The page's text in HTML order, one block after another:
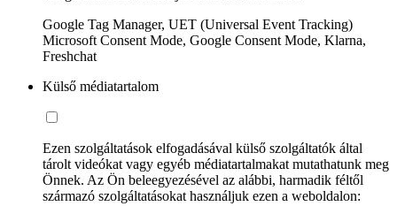
Google Tag Manager, UET (Universal Event Tracking)
Microsoft Consent Mode, Google Consent Mode, Klarna,
Freshchat
Külső médiatartalom
Ezen szolgáltatások elfogadásával külső szolgáltatók által
tárolt videókat vagy egyéb médiatartalmakat mutathatunk meg
Önnek. Az Ön beleegyezésével az alábbi, harmadik féltől
származó szolgáltatásokat használjuk ezen a weboldalon: